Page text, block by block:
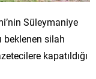
Süleymaniye
beklenen silah
kapatıldığı